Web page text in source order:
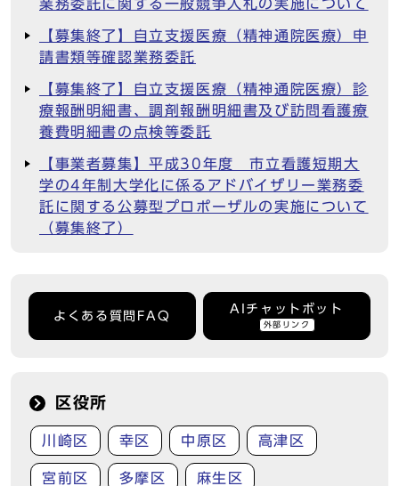
業務委託に関する一般競争入札の実施について
【募集終了】自立支援医療（精神通院医療）申
請書類等確認業務委託
【募集終了】自立支援医療（精神通院医療）診
療報酬明細書、調剤報酬明細書及び訪問看護療
養費明細書の点検等委託
【事業者募集】平成30年度 市立看護短期大
学の4年制大学化に係るアドバイザリー業務委
託に関する公募型プロポーザルの実施について
（募集終了）
よくある質問FAQ
AIチャットボット
外部リンク
区役所
川崎区 幸区 中原区 高津区
宮前区 多摩区 麻生区